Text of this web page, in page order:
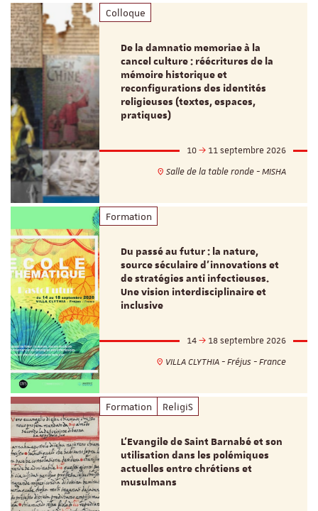
Colloque
De la damnatio memoriae à la
cancel culture : réécritures de la
mémoire historique et
reconfigurations des identités
religieuses (textes, espaces,
pratiques)
10
11 septembre 2026
Salle de la table ronde - MISHA
Formation
Du passé au futur : la nature,
source séculaire d’innovations et
de stratégies anti infectieuses.
Une vision interdisciplinaire et
inclusive
14
18 septembre 2026
VILLA CLYTHIA - Fréjus - France
Formation ReligiS
L’Evangile de Saint Barnabé et son
utilisation dans les polémiques
actuelles entre chrétiens et
musulmans